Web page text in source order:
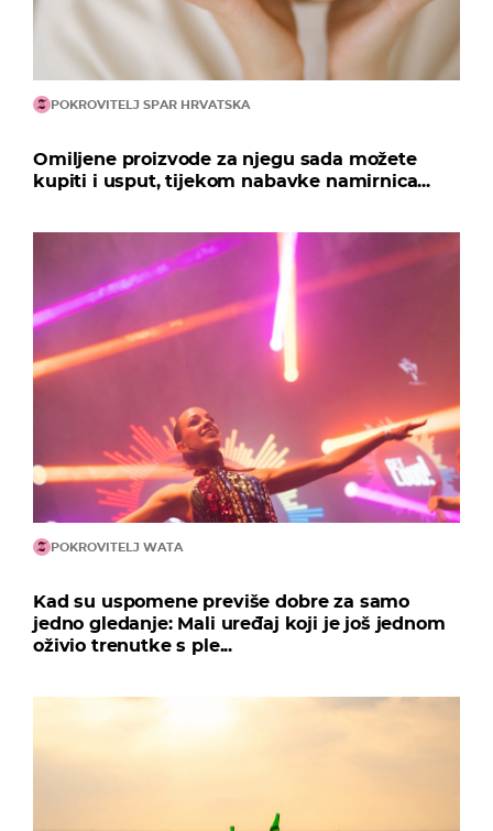
POKROVITELJ SPAR HRVATSKA
Omiljene proizvode za njegu sada možete
kupiti i usput, tijekom nabavke namirnica...
POKROVITELJ WATA
Kad su uspomene previše dobre za samo
jedno gledanje: Mali uređaj koji je još jednom
oživio trenutke s ple...